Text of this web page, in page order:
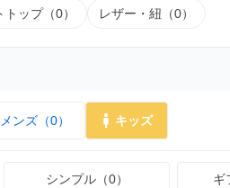
ップ（0） レザー・紐（0）
メンズ（0） キッズ
シンプル（0） ギ